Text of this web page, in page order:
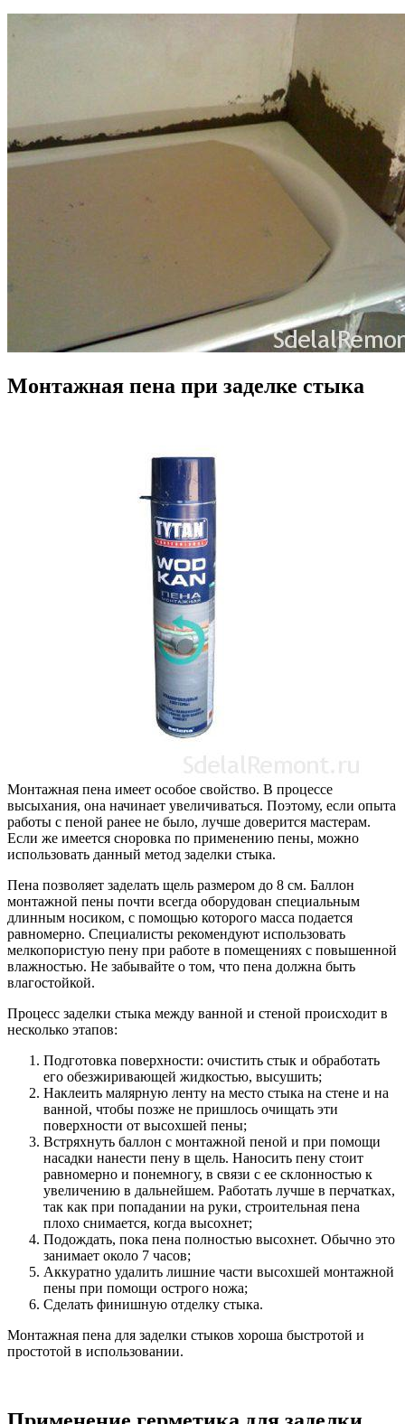
Монтажная пена при заделке стыка
Монтажная пена имеет особое свойство. В процессе
высыхания, она начинает увеличиваться. Поэтому, если опыта
работы с пеной ранее не было, лучше доверится мастерам.
Если же имеется сноровка по применению пены, можно
использовать данный метод заделки стыка.
Пена позволяет заделать щель размером до 8 см. Баллон
монтажной пены почти всегда оборудован специальным
длинным носиком, с помощью которого масса подается
равномерно. Специалисты рекомендуют использовать
мелкопористую пену при работе в помещениях с повышенной
влажностью. Не забывайте о том, что пена должна быть
влагостойкой.
Процесс заделки стыка между ванной и стеной происходит в
несколько этапов:
Подготовка поверхности: очистить стык и обработать
его обезжиривающей жидкостью, высушить;
Наклеить малярную ленту на место стыка на стене и на
ванной, чтобы позже не пришлось очищать эти
поверхности от высохшей пены;
Встряхнуть баллон с монтажной пеной и при помощи
насадки нанести пену в щель. Наносить пену стоит
равномерно и понемногу, в связи с ее склонностью к
увеличению в дальнейшем. Работать лучше в перчатках,
так как при попадании на руки, строительная пена
плохо снимается, когда высохнет;
Подождать, пока пена полностью высохнет. Обычно это
занимает около 7 часов;
Аккуратно удалить лишние части высохшей монтажной
пены при помощи острого ножа;
Сделать финишную отделку стыка.
Монтажная пена для заделки стыков хороша быстротой и
простотой в использовании.